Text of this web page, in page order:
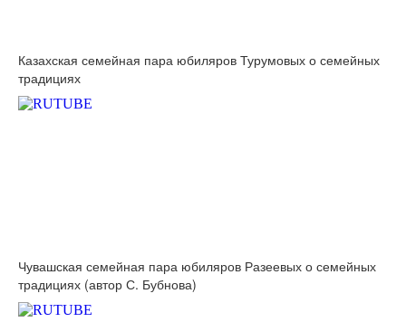
Казахская семейная пара юбиляров Турумовых о семейных
традициях
Чувашская семейная пара юбиляров Разеевых о семейных
традициях (автор С. Бубнова)